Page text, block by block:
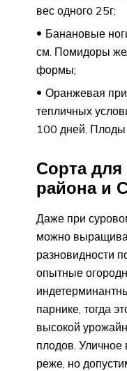
вес одного 25г;
Банановые
см. Помидоры
формы;
Оранжевая
тепличных
100 дней. Плоды
Сорта для
района и
Даже при
можно
разновидности
опытные
парнике, тогда
высокой
плодов.
реже, но